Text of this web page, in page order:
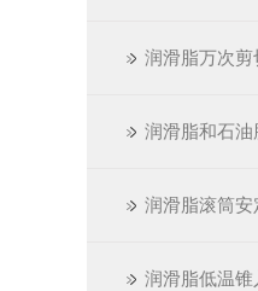
润滑脂万次剪
润滑脂和石
润滑脂滚筒安
润滑脂低温锥